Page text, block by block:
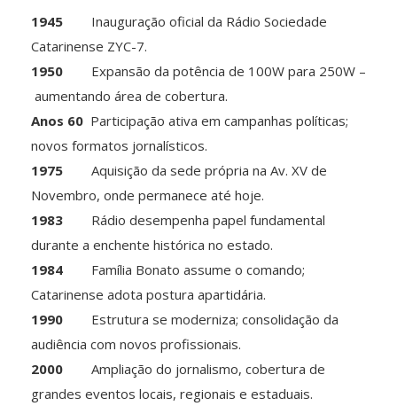
1945
Inauguração oficial da Rádio Sociedade
Catarinense ZYC-7.
1950 Expansão da potência de 100W para 250W –
aumentando área de cobertura.
Anos 60 Participação ativa em campanhas políticas;
novos formatos jornalísticos.
1975
Aquisição da sede própria na Av. XV de
Novembro, onde permanece até hoje.
1983 Rádio desempenha papel fundamental
durante a enchente histórica no estado.
1984
Família Bonato assume o comando;
Catarinense adota postura apartidária.
1990 Estrutura se moderniza; consolidação da
audiência com novos profissionais.
2000
Ampliação do jornalismo, cobertura de
grandes eventos locais, regionais e estaduais.